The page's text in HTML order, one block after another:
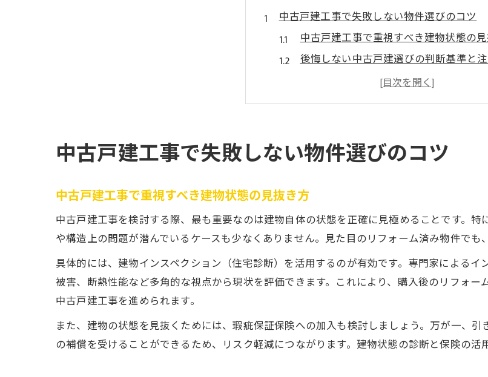
中古戸建工事で失敗しない物件選びのコツ
中古戸建工事で重視すべき建物状態の
後悔しない中古戸建選びの判断基準と
中古戸建の購入前にチェックしたい設備
買ってはいけない中古戸建の特徴と見
長く安心できる中古戸建の工事ポイント解説
中古戸建工事で重視すべき耐震補強の重
中古戸建工事で長持ちする外壁・屋根の
老朽化した水回り設備の交換で安心な
快適な住まいへ導く中古戸建リフォームの
中古戸建のリフォームは水回りから始
中古戸建工事で失敗しない物件選びのコツ
中古戸建工事で重視すべき建物状態の見抜き方
中古戸建工事を検討する際、最も重要なのは建物自体の状態を正確に見極めることです。
や構造上の問題が潜んでいるケースも少なくありません。見た目のリフォーム済み物件でも
具体的には、建物インスペクション（住宅診断）を活用するのが有効です。専門家による
被害、断熱性能など多角的な視点から現状を評価できます。これにより、購入後のリフォ
中古戸建工事を進められます。
また、建物の状態を見抜くためには、瑕疵保証保険への加入も検討しましょう。万が一、
の補償を受けることができるため、リスク軽減につながります。建物状態の診断と保険の活